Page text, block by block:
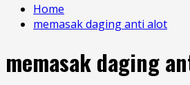
Home
memasak daging anti alot
memasak daging